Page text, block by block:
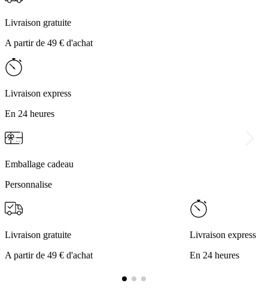
Livraison gratuite
A partir de 49 € d'achat
Livraison express
En 24 heures
Emballage cadeau
Personnalise
Livraison gratuite
A partir de 49 € d'achat
Livraison express
En 24 heures